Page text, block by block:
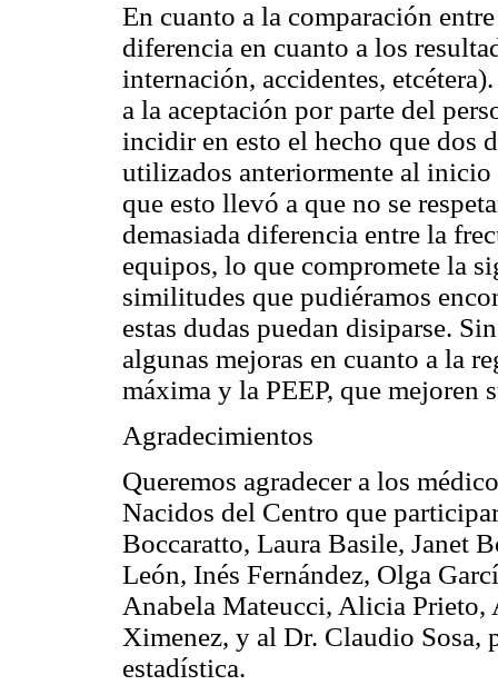
En cuanto a la comparación
diferencia en cuanto a los
internación, accidentes,
a la aceptación por parte del
incidir en esto el hecho que dos
utilizados anteriormente al inicio
que esto llevó a que no se
demasiada diferencia entre la
equipos, lo que compromete la
similitudes que pudiéramos
estas dudas puedan disiparse.
algunas mejoras en cuanto a la
máxima y la PEEP, que mejoren
Agradecimientos
Queremos agradecer a los
Nacidos del Centro que
Boccaratto, Laura Basile, Janet
León, Inés Fernández, Olga
Anabela Mateucci, Alicia Prieto,
Ximenez, y al Dr. Claudio Sosa,
estadística.